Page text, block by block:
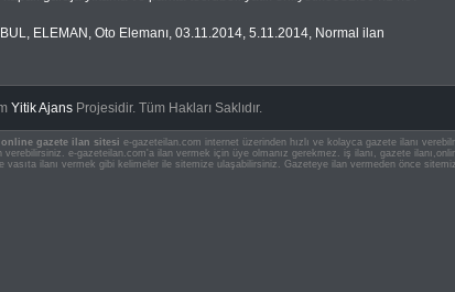
, ELEMAN , Oto Elemanı, 03.11.2014, 5.11.2014, Normal ilan
Yitik Ajans Projesidir.Tüm Hakları Saklıdır.
online gazete ilan sitesi e-gazeteilan.com internet üzerinden hızlı ve kolayca gazete ilanı
verebilirsiniz. e-gazeteilan.com'a ilan vermek için üye olmanız gerekmez. iş ilanı, gazete
vasıta ilanı vermek gibi kelimeler ile sitemize ulaşabilirsiniz. Gazeteye ilan vermeden önce